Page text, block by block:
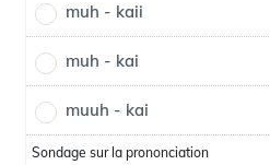
muh - kaii
muh - kai
muuh - kai
Sondage sur la prononciation